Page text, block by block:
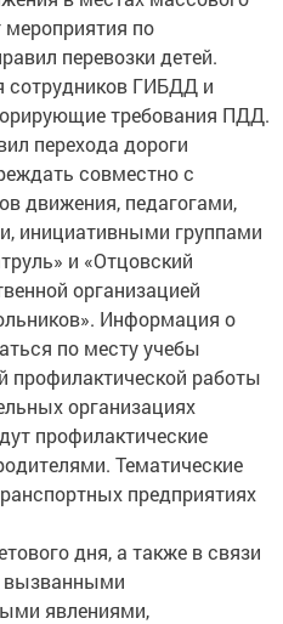
мероприятия по
перевозки детей.
сотрудников ГИБДД и
требования ПДД.
перехода дороги
совместно с
движения, педагогами,
инициативными группами
и «Отцовский
организацией
Информация о
по месту учебы
профилактической работы
организациях
профилактические
Тематические
предприятиях
дня, а также в связи
вызванными
явлениями,